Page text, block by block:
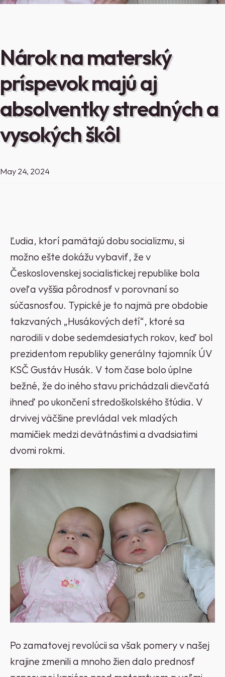
Nárok na materský
príspevok majú aj
absolventky stredných a
vysokých škôl
May 24, 2024
Ľudia, ktorí pamätajú dobu socializmu, si
možno ešte dokážu vybaviť, že v
Československej socialistickej republike bola
oveľa vyššia pôrodnosť v porovnaní so
súčasnosťou. Typické je to najmä pre obdobie
takzvaných „Husákových detí“, ktoré sa
narodili v dobe sedemdesiatych rokov, keď bol
prezidentom republiky generálny tajomník ÚV
KSČ Gustáv Husák. V tom čase bolo úplne
bežné, že do iného stavu prichádzali dievčatá
ihneď po ukončení stredoškolského štúdia. V
drvivej väčšine prevládal vek mladých
mamičiek medzi devätnástimi a dvadsiatimi
dvomi rokmi.
Po zamatovej revolúcii sa však pomery v našej
krajine zmenili a mnoho žien dalo prednosť